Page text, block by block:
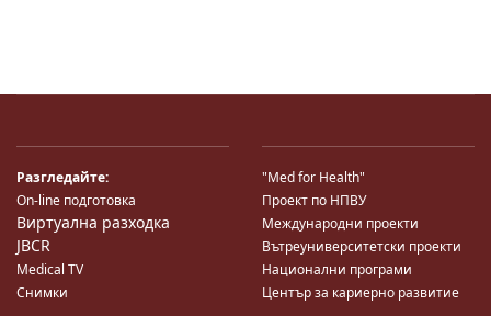
Разгледайте:
On-line подготовка
Виртуална разходка
JBCR
Medical TV
Снимки
"Med for Health"
Проект по НПВУ
Международни проекти
Вътреуниверситетски проекти
Национални програми
Център за кариерно развитие